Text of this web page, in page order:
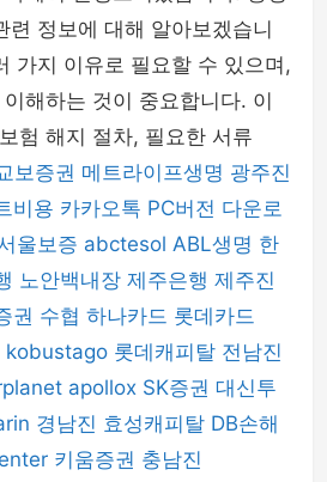
련 정보에 대해 알아보겠습니
가지 이유로 필요할 수 있으며,
해하는 것이 중요합니다. 이
험 해지 절차, 필요한 서류
보증권 메트라이프생명 광주진
비용 카카오톡 PC버전 다운로
울보증 abctesol ABL생명 한
노안백내장 제주은행 제주진
권 수협 하나카드 롯데카드
kobustago 롯데캐피탈 전남진
apollox SK증권 대신투
경남진 효성캐피탈 DB손해
키움증권 충남진